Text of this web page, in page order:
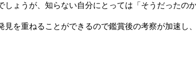
ょうが、知らない自分にとっては「そうだったの
を重ねることができるので鑑賞後の考察が加速